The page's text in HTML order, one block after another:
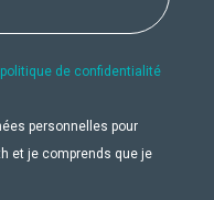
politique de confidentialité
personnelles pour
et je comprends que je